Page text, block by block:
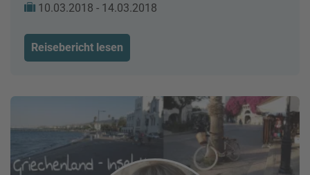
10.03.2018 - 14.03.2018
Reisebericht lesen